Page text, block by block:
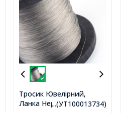
...(УТ100013734)
Тросик Ювелірний,
Ланка Нержавіюча Сталь